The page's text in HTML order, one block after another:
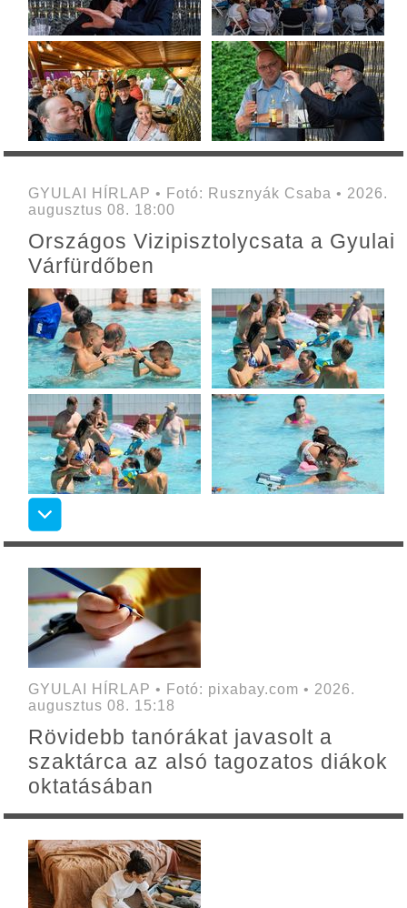
GYULAI HÍRLAP • Fotó: Rusznyák Csaba • 2026.
augusztus 08. 18:00
Országos Vizipisztolycsata a Gyulai
Várfürdőben
GYULAI HÍRLAP • Fotó: pixabay.com • 2026.
augusztus 08. 15:18
Rövidebb tanórákat javasolt a
szaktárca az alsó tagozatos diákok
oktatásában